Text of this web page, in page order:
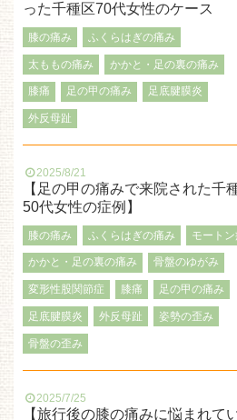
った千種区70代女性のケース
膝の痛み ふくらはぎの痛み
太ももの痛み かかと・足の裏の痛み
膝痛 足の甲の痛み 足底腱膜炎
外反母趾
2025/8/21
【足の甲の痛みで来院された千
50代女性の症例】
膝の痛み ふくらはぎの痛み モートン
かかと・足の裏の痛み 骨盤のゆがみ
変形性股関節症 膝痛 足の甲の痛み
足底腱膜炎 外反母趾 姿勢の歪み
骨盤の歪み
2025/7/25
【旅行後の膝の痛みに悩まれて